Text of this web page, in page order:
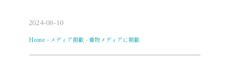
2024-08-10
Home › メディア掲載 › 着物メディアに掲載